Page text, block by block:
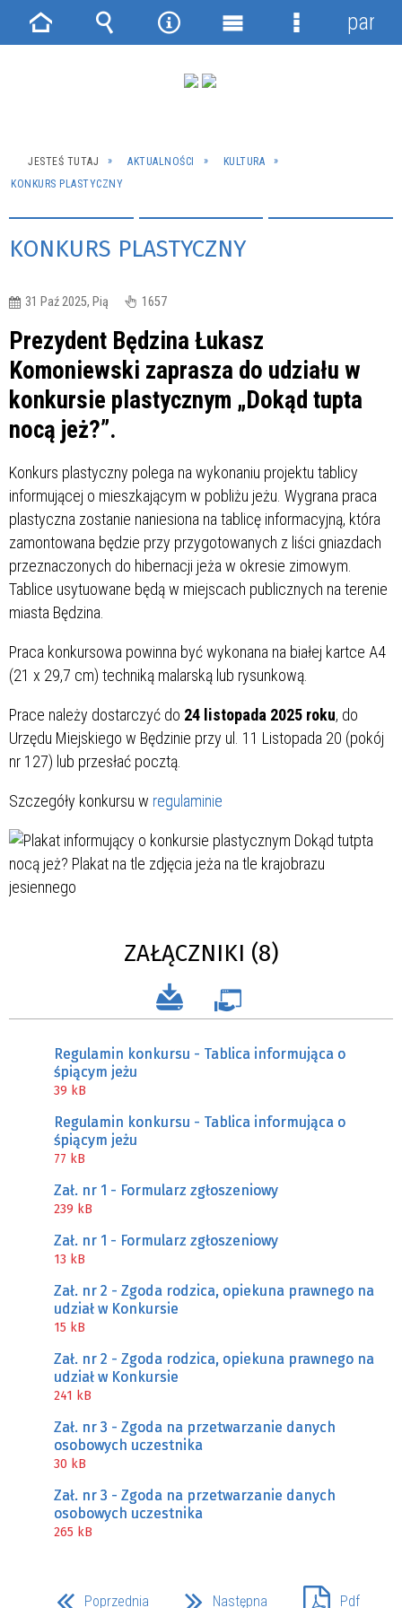
JESTEŚ TUTAJ AKTUALNOŚCI
KULTURA
KONKURS PLASTYCZNY
KONKURS PLASTYCZNY
31 Paź 2025, Pią 1657
Prezydent Będzina Łukasz
Komoniewski zaprasza do udziału w
konkursie plastycznym „Dokąd tupta
nocą jeż?”.
Konkurs plastyczny polega na wykonaniu projektu tablicy
informującej o mieszkającym w pobliżu jeżu. Wygrana praca
plastyczna zostanie naniesiona na tablicę informacyjną, która
zamontowana będzie przy przygotowanych z liści gniazdach
przeznaczonych do hibernacji jeża w okresie zimowym.
Tablice usytuowane będą w miejscach publicznych na terenie
miasta Będzina.
Praca konkursowa powinna być wykonana na białej kartce A4
(21 x 29,7 cm) techniką malarską lub rysunkową.
Prace należy dostarczyć do 24 listopada 2025 roku, do
Urzędu Miejskiego w Będzinie przy ul. 11 Listopada 20 (pokój
nr 127) lub przesłać pocztą.
Szczegóły konkursu w regulaminie
ZAŁĄCZNIKI (8)
Regulamin konkursu - Tablica informująca o
śpiącym jeżu
39 kB
Regulamin konkursu - Tablica informująca o
śpiącym jeżu
77 kB
Zał. nr 1 - Formularz zgłoszeniowy
239 kB
Zał. nr 1 - Formularz zgłoszeniowy
13 kB
Zał. nr 2 - Zgoda rodzica, opiekuna prawnego na
udział w Konkursie
15 kB
Zał. nr 2 - Zgoda rodzica, opiekuna prawnego na
udział w Konkursie
241 kB
Zał. nr 3 - Zgoda na przetwarzanie danych
osobowych uczestnika
30 kB
Zał. nr 3 - Zgoda na przetwarzanie danych
osobowych uczestnika
265 kB
Poprzednia Następna Pdf
Strona Wyszukiwarka
NarzędziaMenu
Menu
panel